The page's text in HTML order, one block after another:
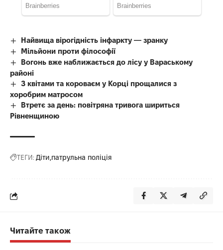
Найвища вірогідність інфаркту — зранку
Мільйони проти філософії
Вогонь вже наближається до лісу у Вараському
районі
З квітами та короваєм у Корці прощалися з
хоробрим матросом
Втретє за день: повітряна тривога шириться
Рівненщиною
ТЕГИ: Діти патрульна поліція
Читайте також